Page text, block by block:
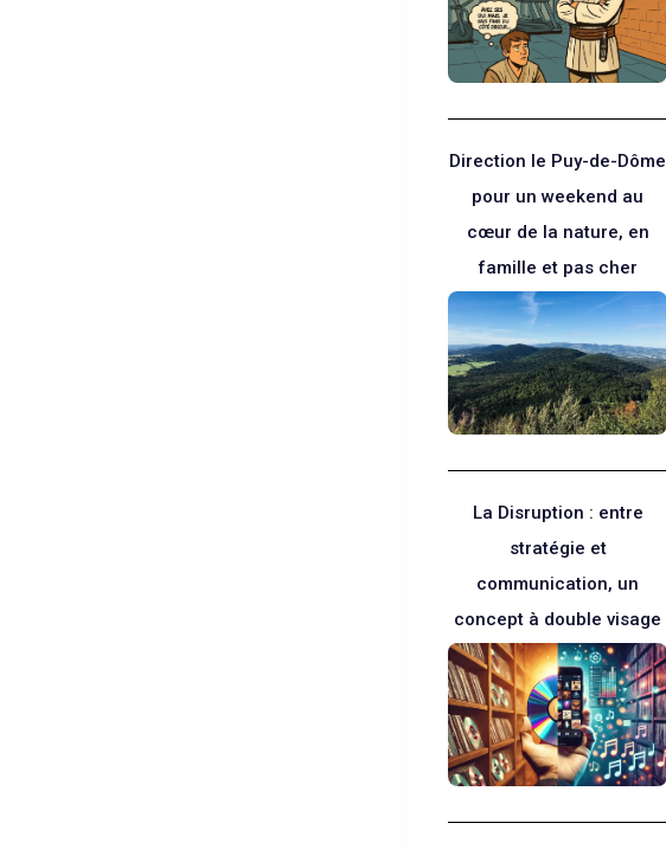
Direction le Puy-de-Dôme
pour un weekend au
cœur de la nature, en
famille et pas cher
La Disruption : entre
stratégie et
communication, un
concept à double visage